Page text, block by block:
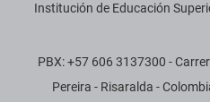
Institución de Educación
PBX: +57 606 3137300 -
Pereira - Risaralda -